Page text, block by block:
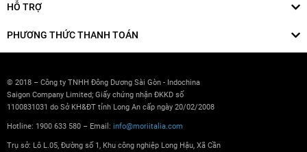
HỖ TRỢ
PHƯƠNG THỨC THANH TOÁN
© 2018 – Công ty TNHH Đông Dương Sài Gòn - Indochina
Saigon Company Limited; Giấy chứng nhận ĐKKD số
1100831031 do Sở KH&ĐT tỉnh Long An cấp ngày 20/02/2008
Hotline: 1900 633 580 – Email: info@moriitalia.com
Trụ sở: Lô L.05, Đường số 1, Khu công nghiệp Long Hậu, Xã Cần